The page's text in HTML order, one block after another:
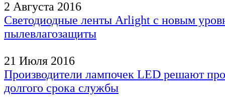
2 Августа 2016
Светодиодные ленты Arlight с новым
пылевлагозащиты
21 Июля 2016
Производители лампочек LED решают
долгого срока службы